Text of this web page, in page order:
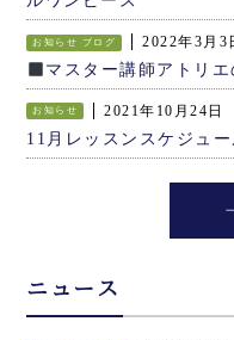
お知らせ ブログ 2022年3月3
マスター講師アトリエ
お知らせ 2021年10月24日
11月レッスンスケジュ
ニュース